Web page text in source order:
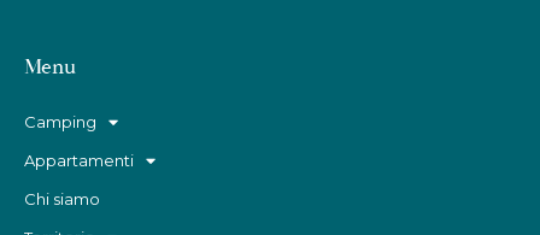
Menu
Camping
Appartamenti
Chi siamo